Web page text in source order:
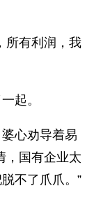
所有利润，我
起。
心劝导着易
，国有企业太
不了爪爪。”